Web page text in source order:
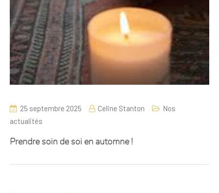
25 septembre 2025 Celine Stanton
Nos
actualités
Prendre soin de soi en automne !